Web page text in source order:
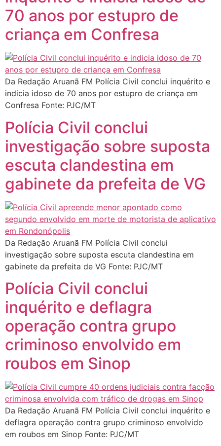
70 anos por estupro de
criança em Confresa
Da Redação Aruanã FM Polícia Civil conclui inquérito e
indicia idoso de 70 anos por estupro de criança em
Confresa Fonte: PJC/MT
Polícia Civil conclui
investigação sobre suposta
escuta clandestina em
gabinete da prefeita de VG
Da Redação Aruanã FM Polícia Civil conclui
investigação sobre suposta escuta clandestina em
gabinete da prefeita de VG Fonte: PJC/MT
Polícia Civil conclui
inquérito e deflagra
operação contra grupo
criminoso envolvido em
roubos em Sinop
Da Redação Aruanã FM Polícia Civil conclui inquérito e
deflagra operação contra grupo criminoso envolvido
em roubos em Sinop Fonte: PJC/MT